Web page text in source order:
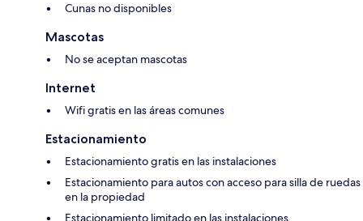
Cunas no disponibles
Mascotas
No se aceptan mascotas
Internet
Wifi gratis en las áreas comunes
Estacionamiento
Estacionamiento gratis en las instalaciones
Estacionamiento para autos con acceso para silla de ruedas
en la propiedad
Estacionamiento limitado en las instalaciones